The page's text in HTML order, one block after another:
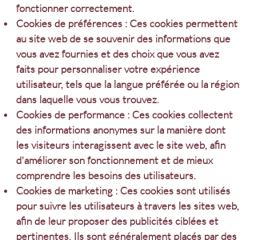
fonctionner correctement.
Cookies de préférences : Ces cookies permettent
au site web de se souvenir des informations que
vous avez fournies et des choix que vous avez
faits pour personnaliser votre expérience
utilisateur, tels que la langue préférée ou la région
dans laquelle vous vous trouvez.
Cookies de performance : Ces cookies collectent
des informations anonymes sur la manière dont
les visiteurs interagissent avec le site web, afin
d'améliorer son fonctionnement et de mieux
comprendre les besoins des utilisateurs.
Cookies de marketing : Ces cookies sont utilisés
pour suivre les utilisateurs à travers les sites web,
afin de leur proposer des publicités ciblées et
pertinentes. Ils sont généralement placés par des